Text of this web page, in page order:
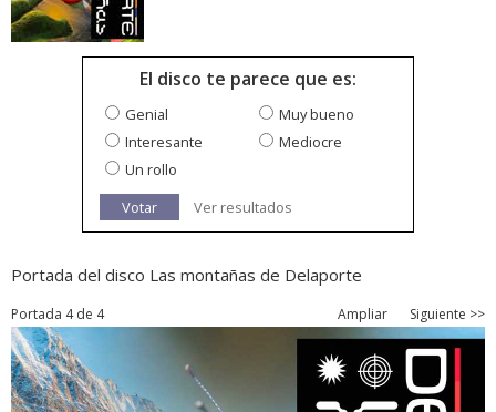
El disco te parece que es:
Genial
Muy bueno
Interesante
Mediocre
Un rollo
Votar
Ver resultados
Portada del disco Las montañas de Delaporte
Portada 4 de 4 Ampliar Siguiente >>